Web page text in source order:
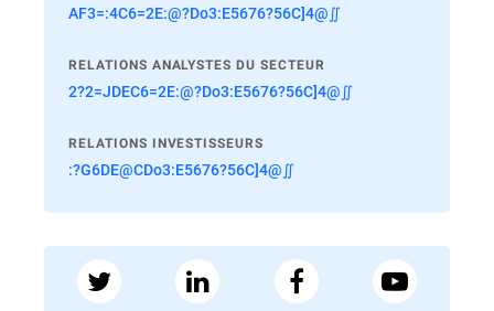
AF3=:4C6=2E:@?Do3:E5676?56C]4@∬
RELATIONS ANALYSTES DU SECTEUR
2?2=JDEC6=2E:@?Do3:E5676?56C]4@∬
RELATIONS INVESTISSEURS
:?G6DE@CDo3:E5676?56C]4@∬